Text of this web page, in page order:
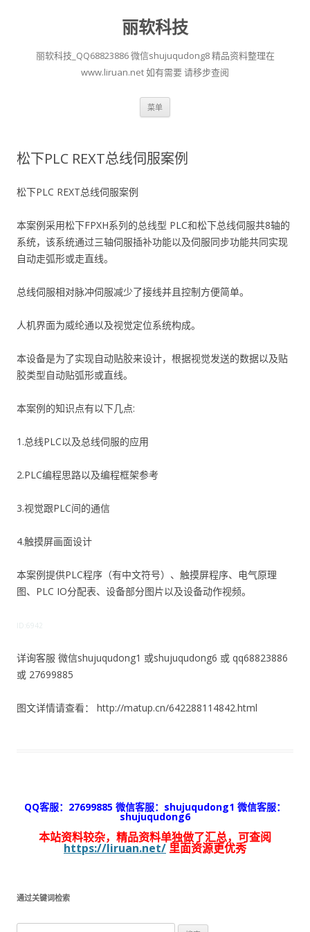
丽软科技
丽软科技_QQ68823886 微信shujuqudong8 精品资料整理在
www.liruan.net 如有需要 请移步查阅
菜单
松下PLC REXT总线伺服案例
松下PLC REXT总线伺服案例
本案例采用松下FPXH系列的总线型 PLC和松下总线伺服共8轴的
系统，该系统通过三轴伺服插补功能以及伺服同步功能共同实现
自动走弧形或走直线。
总线伺服相对脉冲伺服减少了接线并且控制方便简单。
人机界面为威纶通以及视觉定位系统构成。
本设备是为了实现自动贴胶来设计，根据视觉发送的数据以及贴
胶类型自动贴弧形或直线。
本案例的知识点有以下几点:
1.总线PLC以及总线伺服的应用
2.PLC编程思路以及编程框架参考
3.视觉跟PLC间的通信
4.触摸屏画面设计
本案例提供PLC程序（有中文符号）、触摸屏程序、电气原理
图、PLC IO分配表、设备部分图片以及设备动作视频。
ID:6942
详询客服 微信shujuqudong1 或shujuqudong6 或 qq68823886
或 27699885
图文详情请查看： http://matup.cn/642288114842.html
QQ客服：27699885 微信客服：shujuqudong1 微信客服：
shujuqudong6
本站资料较杂，精品资料单独做了汇总，可查阅
https://liruan.net/ 里面资源更优秀
通过关键词检索